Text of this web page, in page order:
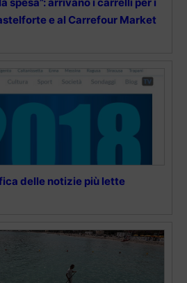
e al Carrefour Market
delle notizie più lette